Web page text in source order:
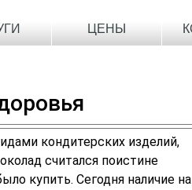
ЦЕНЫ
кондитерских изделий,
считался поистине
купить. Сегодня наличие на